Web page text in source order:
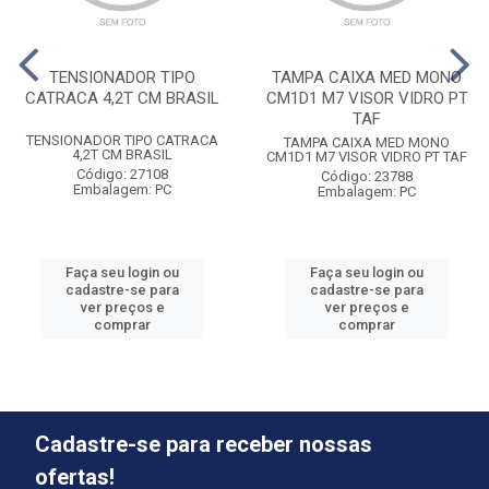
TENSIONADOR TIPO
CATRACA 4,2T CM BRASIL
TENSIONADOR TIPO CATRACA
4,2T CM BRASIL
Código: 27108
Embalagem: PC
Faça seu login ou
cadastre-se para
ver preços e
comprar
TAMPA CAIXA MED MONO
CM1D1 M7 VISOR VIDRO PT
TAF
TAMPA CAIXA MED MONO
CM1D1 M7 VISOR VIDRO PT TAF
Código: 23788
Embalagem: PC
Faça seu login ou
cadastre-se para
ver preços e
comprar
Cadastre-se para receber nossas
ofertas!